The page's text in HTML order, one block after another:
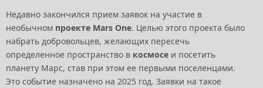
Недавно закончился прием заявок на участие в
необычном проекте Mars One. Целью этого проекта было
набрать добровольцев, желающих пересечь
определенное пространство в космосе и посетить
планету Марс, став при этом ее первыми поселенцами.
Это событие назначено на 2025 год. Заявки на такое